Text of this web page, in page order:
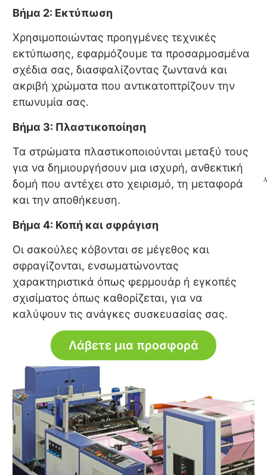
Βήμα 2: Εκτύπωση
Χρησιμοποιώντας προηγμένες τεχνικές
εκτύπωσης, εφαρμόζουμε τα προσαρμοσμένα
σχέδια σας, διασφαλίζοντας ζωντανά και
ακριβή χρώματα που αντικατοπτρίζουν την
επωνυμία σας.
Βήμα 3: Πλαστικοποίηση
Τα στρώματα πλαστικοποιούνται μεταξύ τους
για να δημιουργήσουν μια ισχυρή, ανθεκτική
δομή που αντέχει στο χειρισμό, τη μεταφορά
και την αποθήκευση.
Βήμα 4: Κοπή και σφράγιση
Οι σακούλες κόβονται σε μέγεθος και
σφραγίζονται, ενσωματώνοντας
χαρακτηριστικά όπως φερμουάρ ή εγκοπές
σχισίματος όπως καθορίζεται, για να
καλύψουν τις ανάγκες συσκευασίας σας.
Λάβετε μια προσφορά